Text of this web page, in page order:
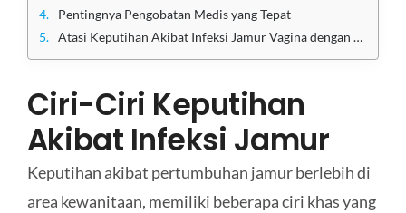
Pentingnya Pengobatan Medis yang Tepat
Atasi Keputihan Akibat Infeksi Jamur Vagina dengan Tepat di Klinik Utama Sentosa
Ciri-Ciri Keputihan
Akibat Infeksi Jamur
Keputihan akibat pertumbuhan jamur berlebih di
area kewanitaan, memiliki beberapa ciri khas yang